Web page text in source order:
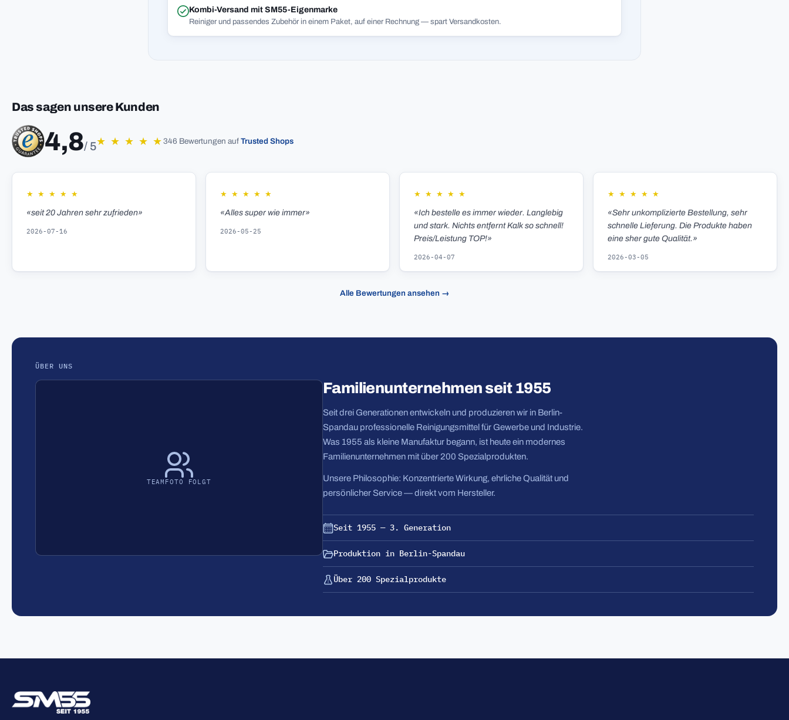
Kombi-Versand mit SM55-Eigenmarke
Reiniger und passendes Zubehör in einem Paket, auf einer Rechnung — spart Versandkosten.
Das sagen unsere Kunden
4,8/ 5★ ★ ★ ★ ★346 Bewertungen aufTrusted Shops
★ ★ ★ ★ ★
«seit 20 Jahren sehr zufrieden»
2026-07-16
★ ★ ★ ★ ★
«Alles super wie immer»
2026-05-25
★ ★ ★ ★ ★
«Ich bestelle es immer wieder. Langlebig
und stark. Nichts entfernt Kalk so schnell!
Preis/Leistung TOP!»
2026-04-07
★ ★ ★ ★ ★
«Sehr unkomplizierte Bestellung, sehr
schnelle Lieferung. Die Produkte haben
eine sher gute Qualität.»
2026-03-05
Alle Bewertungen ansehen →
ÜBER UNS
TEAMFOTO FOLGT
Familienunternehmen seit 1955
Seit drei Generationen entwickeln und produzieren wir in Berlin-
Spandau professionelle Reinigungsmittel für Gewerbe und Industrie.
Was 1955 als kleine Manufaktur begann, ist heute ein modernes
Familienunternehmen mit über 200 Spezialprodukten.
Unsere Philosophie: Konzentrierte Wirkung, ehrliche Qualität und
persönlicher Service — direkt vom Hersteller.
Seit 1955 — 3. Generation
Produktion in Berlin-Spandau
Über 200 Spezialprodukte